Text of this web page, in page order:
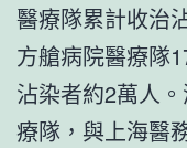
醫療隊累計收治
方艙病院醫療隊
沾染者約2萬人
療隊，與上海醫